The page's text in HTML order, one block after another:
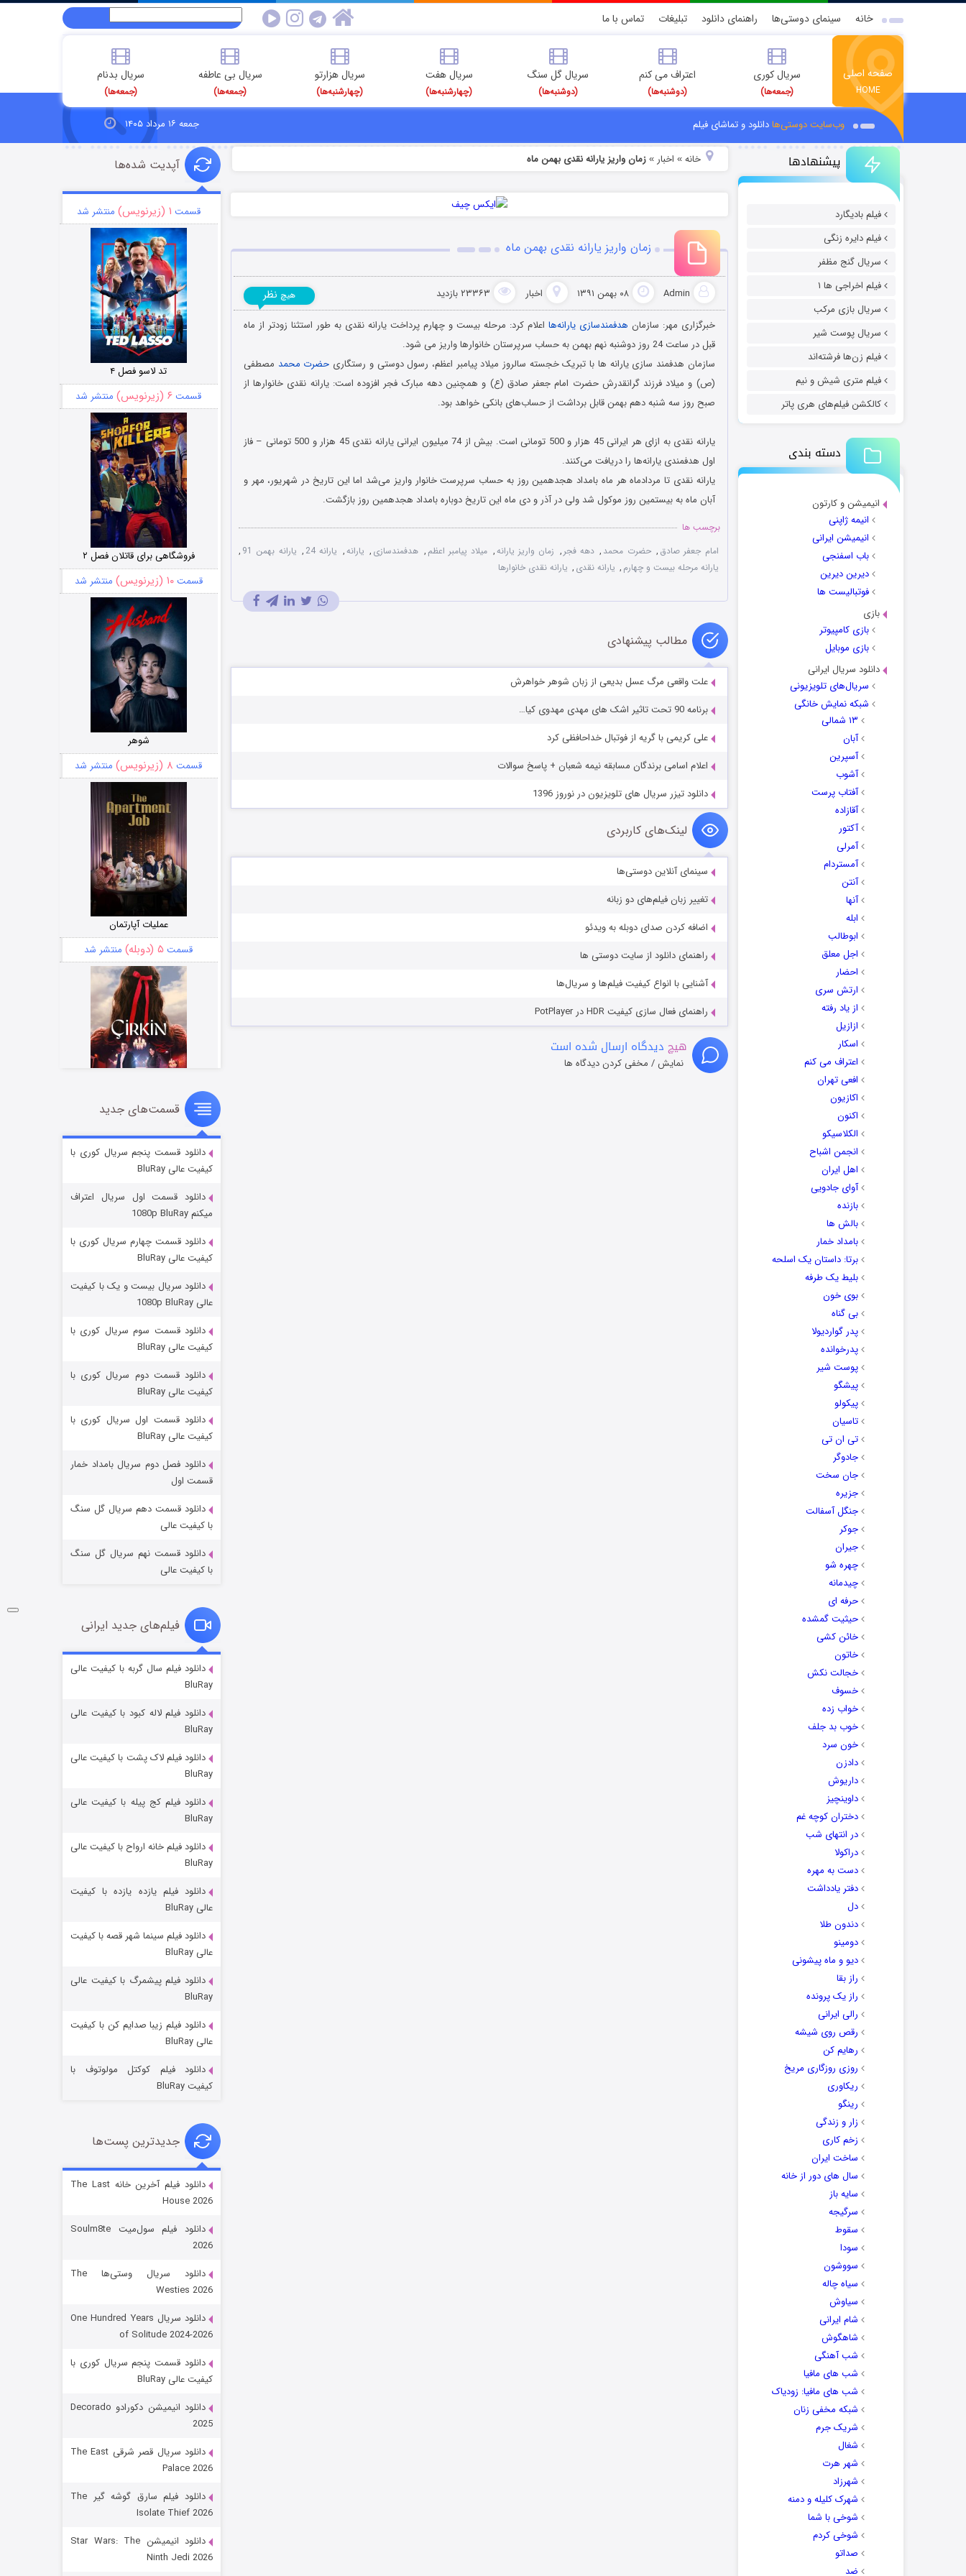
خانه سینمای دوستی‌ها راهنمای دانلود تبلیغات تماس با ما
صفحه اصلی
HOME
سریال کوری
(جمعه‌ها)
اعتراف می کنم
(دوشنبه‌ها)
سریال گل سنگ
(دوشنبه‌ها)
سریال هفت
(چهارشنبه‌ها)
سریال هزارتو
(چهارشنبه‌ها)
سریال بی عاطفه
(جمعه‌ها)
سریال بدنام
(جمعه‌ها)
وب‌سایت دوستی‌هادانلود و تماشای فیلم جمعه ۱۶ مرداد ۱۴۰۵
پیشنهادها
فیلم بادیگارد
فیلم دایره زنگی
سریال گنج مظفر
فیلم اخراجی ها ۱
سریال بازی مرکب
سریال پوست شیر
فیلم زن‌ها فرشته‌اند
فیلم متری شیش و نیم
کالکشن فیلم‌های هری پاتر
دسته بندی
انیمیشن و کارتون
انیمه ژاپنی
انیمیشن ایرانی
باب اسفنجی
دیرین دیرین
فوتبالیست ها
بازی
بازی کامپیوتر
بازی موبایل
دانلود سریال ایرانی
سریال‌های تلویزیونی
شبکه نمایش خانگی
۱۳ شمالی
آبان
آسپرین
آشوب
آفتاب پرست
آقازاده
آکتور
آمرلی
آمستردام
آنتن
آنها
ابله
ابوطالب
اجل معلق
احضار
ارتش سری
از یاد رفته
ازازیل
اسکار
اعتراف می کنم
افعی تهران
اکازیون
اکنون
الکلاسیکو
انجمن اشباح
اهل ایران
آوای جادویی
بازنده
بالش ها
بامداد خمار
برتا: داستان یک اسلحه
بلیط یک‌‌ طرفه
بوی خون
بی گناه
پدر گواردیولا
پدرخوانده
پوست شیر
پیشگو
پیکولو
تاسیان
تی ان تی
جادوگر
جان سخت
جزیره
جنگل آسفالت
جوکر
جیران
چهره شو
چیدمانه
حرفه ای
حیثیت گمشده
خائن کشی
خاتون
خجالت نکش
خسوف
خواب زده
خوب بد جلف
خون سرد
دادزن
داریوش
داوینچیز
دختران کوچه غم
در انتهای شب
دراکولا
دست به مهره
دفتر یادداشت
دل
دندون طلا
دومینو
دیو و ماه پیشونی
راز بقا
راز یک پرونده
رالی ایرانی
رقص روی شیشه
رهایم کن
روزی روزگاری مریخ
ریکاوری
رینگو
زار و زندگی
زخم کاری
ساخت ایران
سال های دور از خانه
سایه باز
سرگیجه
سقوط
سودا
سووشون
سیاه چاله
سیاوش
شام ایرانی
شاهگوش
شب آهنگی
شب های مافیا
شب های مافیا: زودیاک
شبکه مخفی زنان
شریک جرم
شغال
شهر هرت
شهرزاد
شهرک کلیله و دمنه
شوخی با شما
شوخی کردم
صداتو
ضد
خانه» اخبار » زمان واریز یارانه نقدی بهمن ماه
زمان واریز یارانه نقدی بهمن ماه
Admin ۰۸ بهمن ۱۳۹۱ اخبار ۲۳۳۶۳ بازدید هیچ نظر
خبرگزاری مهر: سازمان هدفمندسازی یارانه‌ها اعلام کرد: مرحله بیست و چهارم پرداخت یارانه نقدی به طور استثنا زودتر از ماه
قبل در ساعت 24 روز دوشنبه نهم بهمن به حساب سرپرستان خانوارها واریز می شود.
سازمان هدفمند سازی یارانه ها با تبریک خجسته سالروز میلاد پیامبر اعظم، رسول دوستی و رستگاری حضرت محمد مصطفی
(ص) و میلاد فرزند گرانقدرش حضرت امام جعفر صادق (ع) و همچنین دهه مبارک فجر افزوده است: یارانه نقدی خانوارها از
صبح روز سه شنبه دهم بهمن قابل برداشت از حساب‌های بانکی خواهد بود.
یارانه نقدی به ازای هر ایرانی 45 هزار و 500 تومانی است. بیش از 74 میلیون ایرانی یارانه نقدی 45 هزار و 500 تومانی – فاز
اول هدفمندی یارانه‌ها را دریافت می‌کنند.
یارانه نقدی تا مردادماه هر ماه بامداد هجدهمین روز به حساب سرپرست خانوار واریز می‌شد اما این تاریخ در شهریور، مهر و
آبان ماه به بیستمین روز موکول شد ولی در آذر و دی ماه این تاریخ دوباره بامداد هجدهمین روز بازگشت.
برچسب ها
امام جعفر صادق , حضرت محمد , دهه فجر , زمان واریز یارانه, میلاد پیامبر اعظم , هدفمندسازی , یارانه, یارانه 24 , یارانه بهمن 91
,
یارانه مرحله بیست و چهارم , یارانه نقدی , یارانه نقدی خانوارها
مطالب پیشنهادی
علت واقعی مرگ عسل بدیعی از زبان شوهر خواهرش
برنامه 90 تحت تاثیر اشک های مهدی مهدوی کیا…
علی کریمی با گریه از فوتبال خداحافظی کرد
اعلام اسامی برندگان مسابقه نیمه شعبان + پاسخ سوالات
دانلود تیزر سریال های تلویزیون در نوروز 1396
لینک‌های کاربردی
سینمای آنلاین دوستی‌ها
تغییر زبان فیلم‌های دو زبانه
اضافه کردن صدای دوبله به ویدئو
راهنمای دانلود از سایت دوستی ها
آشنایی با انواع کیفیت فیلم‌ها و سریال‌ها
راهنمای فعال سازی کیفیت HDR در PotPlayer
هیچ دیدگاه ارسال شده است
نمایش / مخفی کردن دیدگاه ها
آپدیت شده‌ها
قسمت ۱ (زیرنویس) منتشر شد
تد لاسو فصل ۴
قسمت ۶ (زیرنویس) منتشر شد
فروشگاهی برای قاتلان فصل ۲
قسمت۱۰ (زیرنویس) منتشر شد
شوهر
قسمت ۸ (زیرنویس) منتشر شد
عملیات آپارتمان
قسمت ۵ (دوبله) منتشر شد
سریال زشت
قسمت۲ (زیرنویس) منتشر شد
مردگان متحرک: شهر مرده ۳
شکست استوارت در نجات جهان
قسمت ۷ (زیرنویس) منتشر شد
شوگر فصل ۲
قسمت
خاندان اژدها فصل ۳
جادوگری در مغولستان
قسمت
رویایی برای تو
قسمت
قسمت‌های جدید
دانلود قسمت پنجم سریال کوری با
کیفیت عالی BluRay
دانلود قسمت اول سریال اعتراف
میکنم 1080p BluRay
دانلود قسمت چهارم سریال کوری با
کیفیت عالی BluRay
دانلود سریال بیست و یک با کیفیت
عالی 1080p BluRay
دانلود قسمت سوم سریال کوری با
کیفیت عالی BluRay
دانلود قسمت دوم سریال کوری با
کیفیت عالی BluRay
دانلود قسمت اول سریال کوری با
کیفیت عالی BluRay
دانلود فصل دوم سریال بامداد خمار
قسمت اول
دانلود قسمت دهم سریال گل سنگ
با کیفیت عالی
دانلود قسمت نهم سریال گل سنگ
با کیفیت عالی
فیلم‌های جدید ایرانی
دانلود فیلم سال گربه با کیفیت عالی
BluRay
دانلود فیلم لاله کبود با کیفیت عالی
BluRay
دانلود فیلم لاک پشت با کیفیت عالی
BluRay
دانلود فیلم کج‌ پیله با کیفیت عالی
BluRay
دانلود فیلم خانه ارواح با کیفیت عالی
BluRay
دانلود فیلم یازده یازده با کیفیت
عالی BluRay
دانلود فیلم سینما شهر قصه با کیفیت
عالی BluRay
دانلود فیلم پیشمرگ با کیفیت عالی
BluRay
دانلود فیلم زیبا صدایم کن با کیفیت
عالی BluRay
دانلود فیلم کوکتل مولوتوف با
کیفیت BluRay
جدیدترین پست‌ها
دانلود فیلم آخرین خانه The Last
House 2026
دانلود فیلم سول‌میت Soulm8te
2026
دانلود سریال وستی‌ها The
Westies 2026
دانلود سریال One Hundred Years
of Solitude 2024-2026
دانلود قسمت پنجم سریال کوری با
کیفیت عالی BluRay
دانلود انیمیشن دکورادو Decorado
2025
دانلود سریال قصر شرقی The East
Palace 2026
دانلود فیلم سارق گوشه گیر The
Isolate Thief 2026
دانلود انیمیشن Star Wars: The
Ninth Jedi 2026